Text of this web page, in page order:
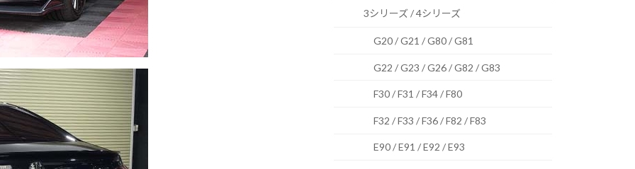
3シリーズ / 4シリーズ
G20 / G21 / G80 / G81
G22 / G23 / G26 / G82 / G83
F30 / F31 / F34 / F80
F32 / F33 / F36 / F82 / F83
E90 / E91 / E92 / E93